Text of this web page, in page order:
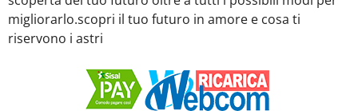
migliorarlo.scopri il tuo futuro in amore e cosa ti
riservono i astri